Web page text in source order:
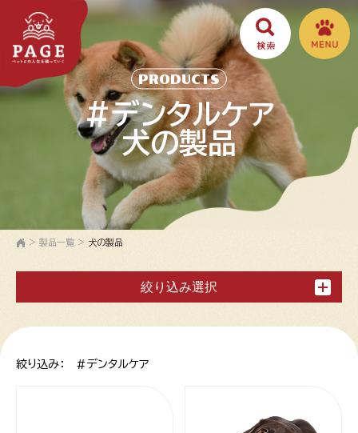
PRODUCTS
#デンタルケア
犬の製品
> 製品一覧 > 犬の製品
絞り込み選択
絞り込み： #デンタルケア